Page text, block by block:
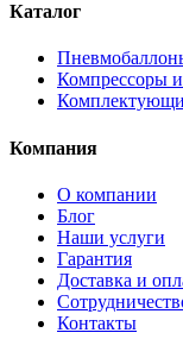
Каталог
Компрессоры и
Компания
О компании
Блог
Наши услуги
Гарантия
Доставка и
Контакты